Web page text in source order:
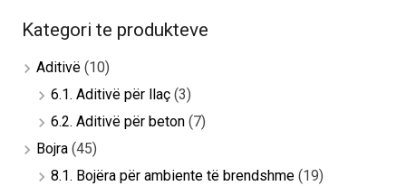
Kategori te produkteve
Aditivë (10)
6.1. Aditivë për llaç (3)
6.2. Aditivë për beton (7)
Bojra (45)
8.1. Bojëra për ambiente të brendshme (19)